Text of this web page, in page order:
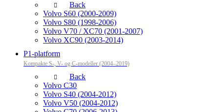
Back
Volvo S60 (2000-2009)
Volvo S80 (1998-2006)
Volvo V70 / XC70 (2001-2007)
Volvo XC90 (2003-2014)
P1-platform
Kompakte S-, V- og C-modeller (2004–2019)
Back
Volvo C30
Volvo S40 (2004-2012)
Volvo V50 (2004-2012)